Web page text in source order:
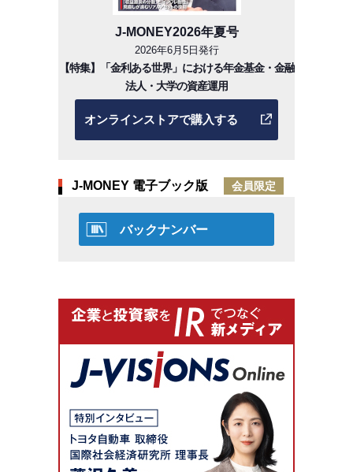
J-MONEY2026年夏号
2026年6月5日発行
【特集】「金利ある世界」における年金基金・金融
法人・大学の資産運用
オンラインストアで購入する
J-MONEY 電子ブック版 会員限定
バックナンバー